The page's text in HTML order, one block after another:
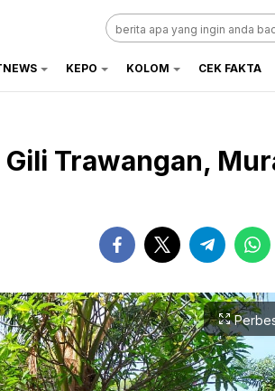
KEPO KOLOM CEK FAKTA
Trawangan,